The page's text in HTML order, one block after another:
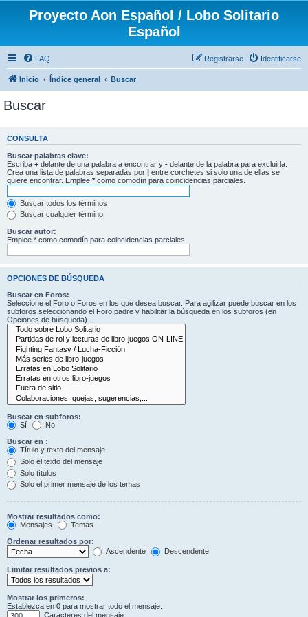
Proyecto Aon Español / Lobo Solitario
Español
FAQ Identificarse
Registrarse
Inicio Índice general Buscar
Buscar
CONSULTA
Buscar palabras clave:
Escriba + delante de una palabra a encontrar y - delante de la palabra para excluirla.
Crea una lista de palabras separadas por | entre corchetes si solo una de ellas se
quiere encontrar. Emplee * como comodín para coincidencias parciales.
Buscar todos los términos
Buscar cualquier término
Buscar autor:
Emplee * como comodín para coincidencias parciales.
OPCIONES DE BÚSQUEDA
Buscar en Foros:
Seleccione el Foro o Foros en los que desea buscar. Para agilizar puede buscar en los
subforos seleccionando el Foro padre y habilitar la búsqueda en los subforos (en
Opciones de búsqueda).
Buscar en subforos:
Sí
No
Buscar en :
Título y texto del mensaje
Solo el texto del mensaje
Solo títulos
Solo el primer mensaje de los temas
Mostrar resultados como:
Mensajes
Temas
Ordenar resultados por:
Ascendente
Descendente
Limitar resultados previos a:
Mostrar los primeros:
Establezca en 0 para mostrar todo el mensaje.
Caracteres del mensaje